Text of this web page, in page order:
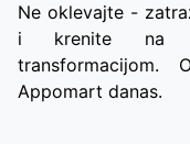
Ne oklevajte -
i krenite na
transformacijom.
Appomart danas.